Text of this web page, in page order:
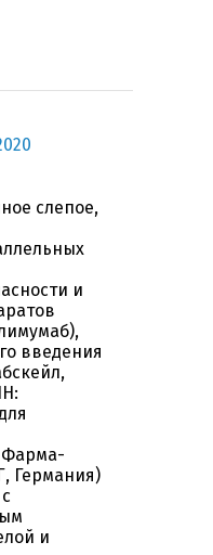
слепое,
и
введения
Фарма-
Германия)
и